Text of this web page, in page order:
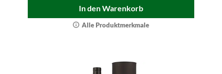
In den Warenkorb
Alle Produktmerkmale